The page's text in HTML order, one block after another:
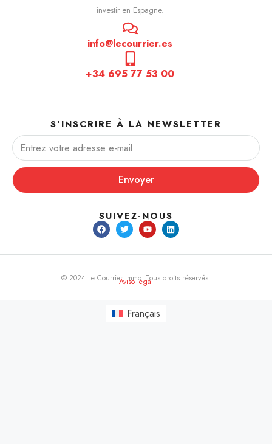
investir en Espagne.
info@lecourrier.es
+34 695 77 53 00
S'INSCRIRE À LA NEWSLETTER
Envoyer
SUIVEZ-NOUS
© 2024 Le Courrier Immo. Tous droits réservés.
Aviso legal
Français